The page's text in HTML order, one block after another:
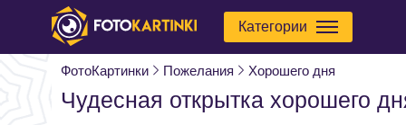
Категории
ФотоКартинки Пожелания Хорошего дня
Чудесная открытка хорошего